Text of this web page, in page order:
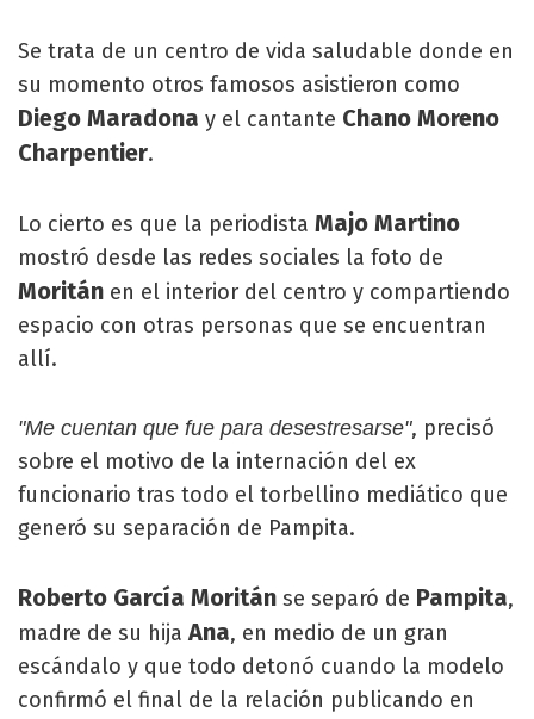
Se trata de un centro de vida saludable donde en
su momento otros famosos asistieron como
Diego Maradona y el cantante Chano Moreno
Charpentier.
Lo cierto es que la periodista Majo Martino
mostró desde las redes sociales la foto de
Moritán en el interior del centro y compartiendo
espacio con otras personas que se encuentran
allí.
"Me cuentan que fue para desestresarse", precisó
sobre el motivo de la internación del ex
funcionario tras todo el torbellino mediático que
generó su separación de Pampita.
Roberto García Moritán se separó de Pampita,
madre de su hijaAna, en medio de un gran
escándalo y que todo detonó cuando la modelo
confirmó el final de la relación publicando en